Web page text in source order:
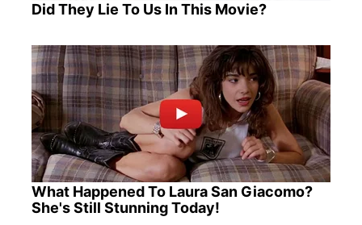
Did They Lie To Us In This Movie?
What Happened To Laura San Giacomo?
She's Still Stunning Today!